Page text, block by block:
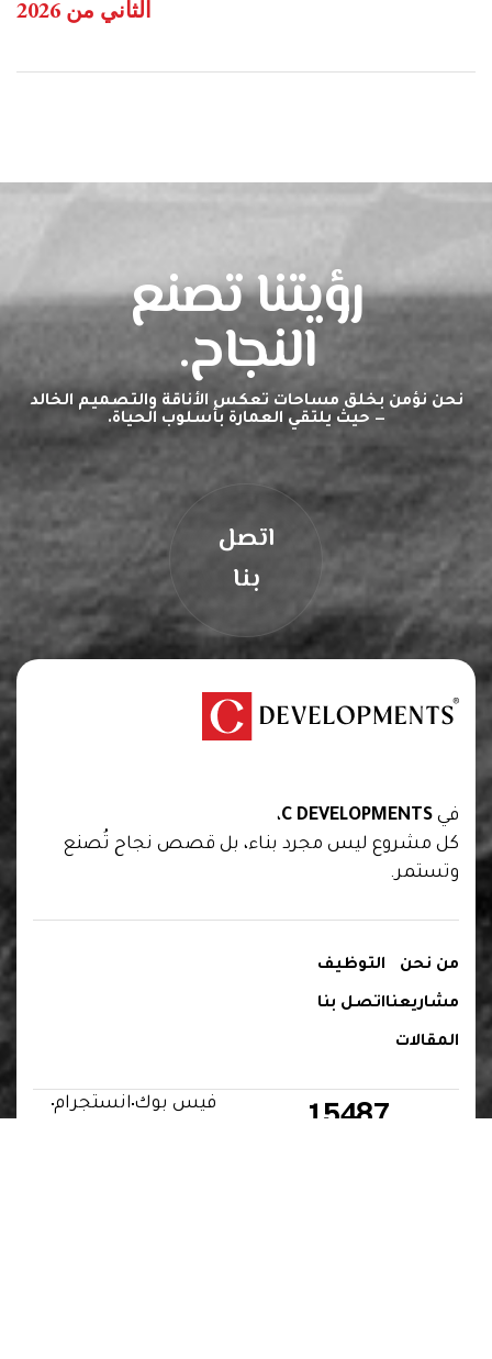
الثاني من 2026
اتصل
بنا
رؤيتنا تصنع
النجاح.
نحن نؤمن بخلق مساحات تعكس الأناقة والتصميم الخالد
— حيث يلتقي العمارة بأسلوب الحياة.
في C DEVELOPMENTS،
كل مشروع ليس مجرد بناء، بل قصص نجاح تُصنع
وتستمر.
من نحن
مشاريعنا
المقالات
التوظيف
اتصل بنا
15487 فيس بوكانستجرام